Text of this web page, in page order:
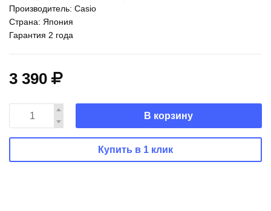
Производитель: Casio
Страна: Япония
Гарантия 2 года
3 390
В корзину
Купить в 1 клик